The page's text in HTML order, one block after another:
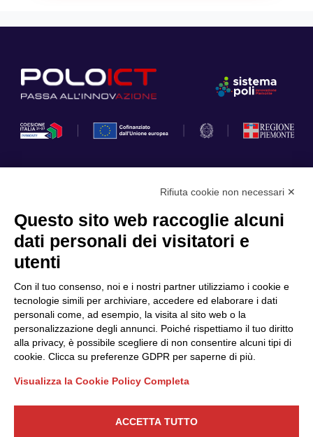
Cookie Policy
Scopri il Polo
Partner
Finanziamenti e bandi
Internazionalizzazione
News & Eventi
Privacy
Seguici
CONTATTACI
Rifiuta cookie non necessari ✕
Questo sito web raccoglie alcuni
dati personali dei visitatori e
utenti
Con il tuo consenso, noi e i nostri partner utilizziamo i cookie e
tecnologie simili per archiviare, accedere ed elaborare i dati
personali come, ad esempio, la visita al sito web o la
personalizzazione degli annunci. Poiché rispettiamo il tuo diritto
alla privacy, è possibile scegliere di non consentire alcuni tipi di
cookie. Clicca su preferenze GDPR per saperne di più.
Visualizza la Cookie Policy Completa
ACCETTA TUTTO